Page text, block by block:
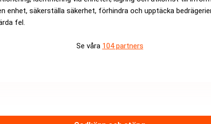
enhet, säkerställa säkerhet, förhindra och upptäcka
fel.
Se våra 104 partners
användas för att lagra överskott från solel under
därigenom hålla nere effektavgifterna, och som